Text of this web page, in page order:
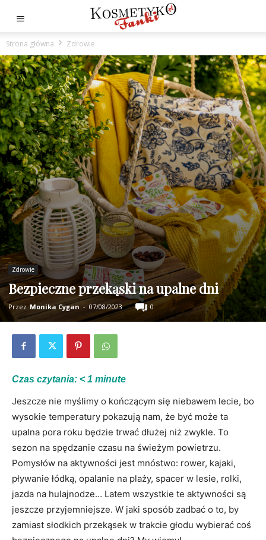
Strona główna Zdrowie
Zdrowie
Bezpieczne przekąski na upalne dni
Przez Monika Cygan - 07/08/2023 0
Czas czytania: < 1 minute
Jeszcze nie myślimy o kończącym się niebawem lecie, bo
wysokie temperatury pokazują nam, że być może ta
upalna pora roku będzie trwać dłużej niż zwykle. To
sezon na spędzanie czasu na świeżym powietrzu.
Pomysłów na aktywności jest mnóstwo: rower, kajaki,
pływanie łódką, opalanie na plaży, spacer w lesie, rolki,
jazda na hulajnodze… Latem wszystkie te aktywności są
jeszcze przyjemniejsze. W jaki sposób zadbać o to, by
zamiast słodkich przekąsek w trakcie głodu wybierać coś